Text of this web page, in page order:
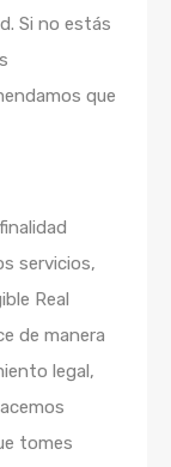
Si no estás
que
servicios,
Real
de manera
legal,
tomes